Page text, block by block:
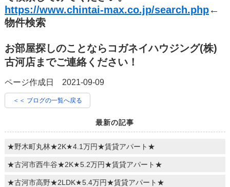
https://www.chintai-max.co.jp/search.php←
物件検索
お部屋探しのことならコガネイハウジング(株)
古河店までご連絡ください！
ページ作成日 2021-09-09
＜＜ ブログの一覧へ戻る
最新の記事
★野木町丸林★2K★4.1万円★賃貸アパート★
★古河市西牛谷★2K★5.2万円★賃貸アパート★
★古河市高野★2LDK★5.4万円★賃貸アパート★